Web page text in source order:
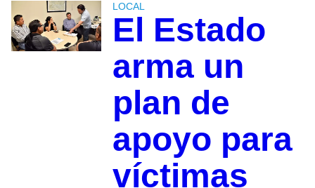
LOCAL
El Estado
arma un
plan de
apoyo para
víctimas